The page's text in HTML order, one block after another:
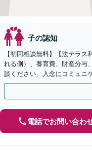
子の認知
【初回相談無料】【法テラ
れる側）、養育費、財産分与
談ください。入念にコミュニ
を目指します【休日・夜間相
電話でお問い合わ